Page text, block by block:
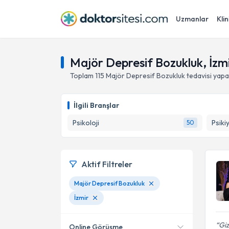
Uzmanlar
Majör Depresif Bozukluk,
Toplam 115 Majör Depresif Bozukluktedavisi
İlgili Branşlar
Psikoloji
50
Aktif Filtreler
Majör Depresif Bozukluk
İzmir
Online Görüşme